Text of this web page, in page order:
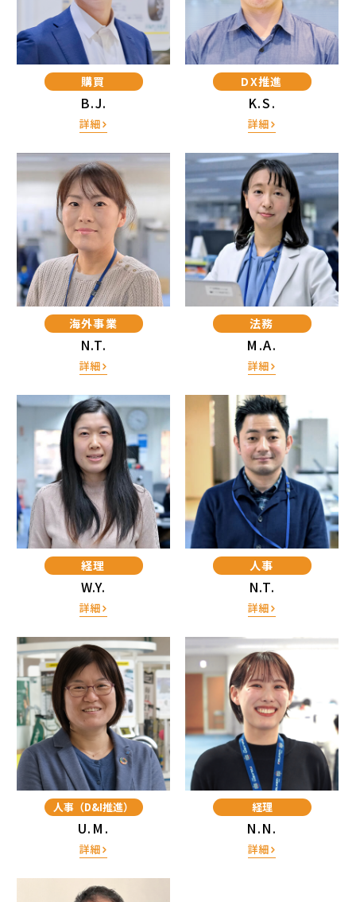
購買
B.J.
詳細
DX推進
K.S.
詳細
海外事業
N.T.
詳細
法務
M.A.
詳細
経理
W.Y.
詳細
人事
N.T.
詳細
人事（D&I推進）
U.M.
詳細
経理
N.N.
詳細